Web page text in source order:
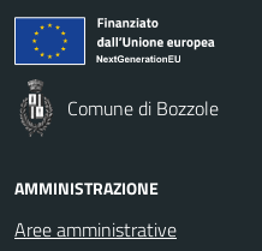
Comune di Bozzole
AMMINISTRAZIONE
Aree amministrative